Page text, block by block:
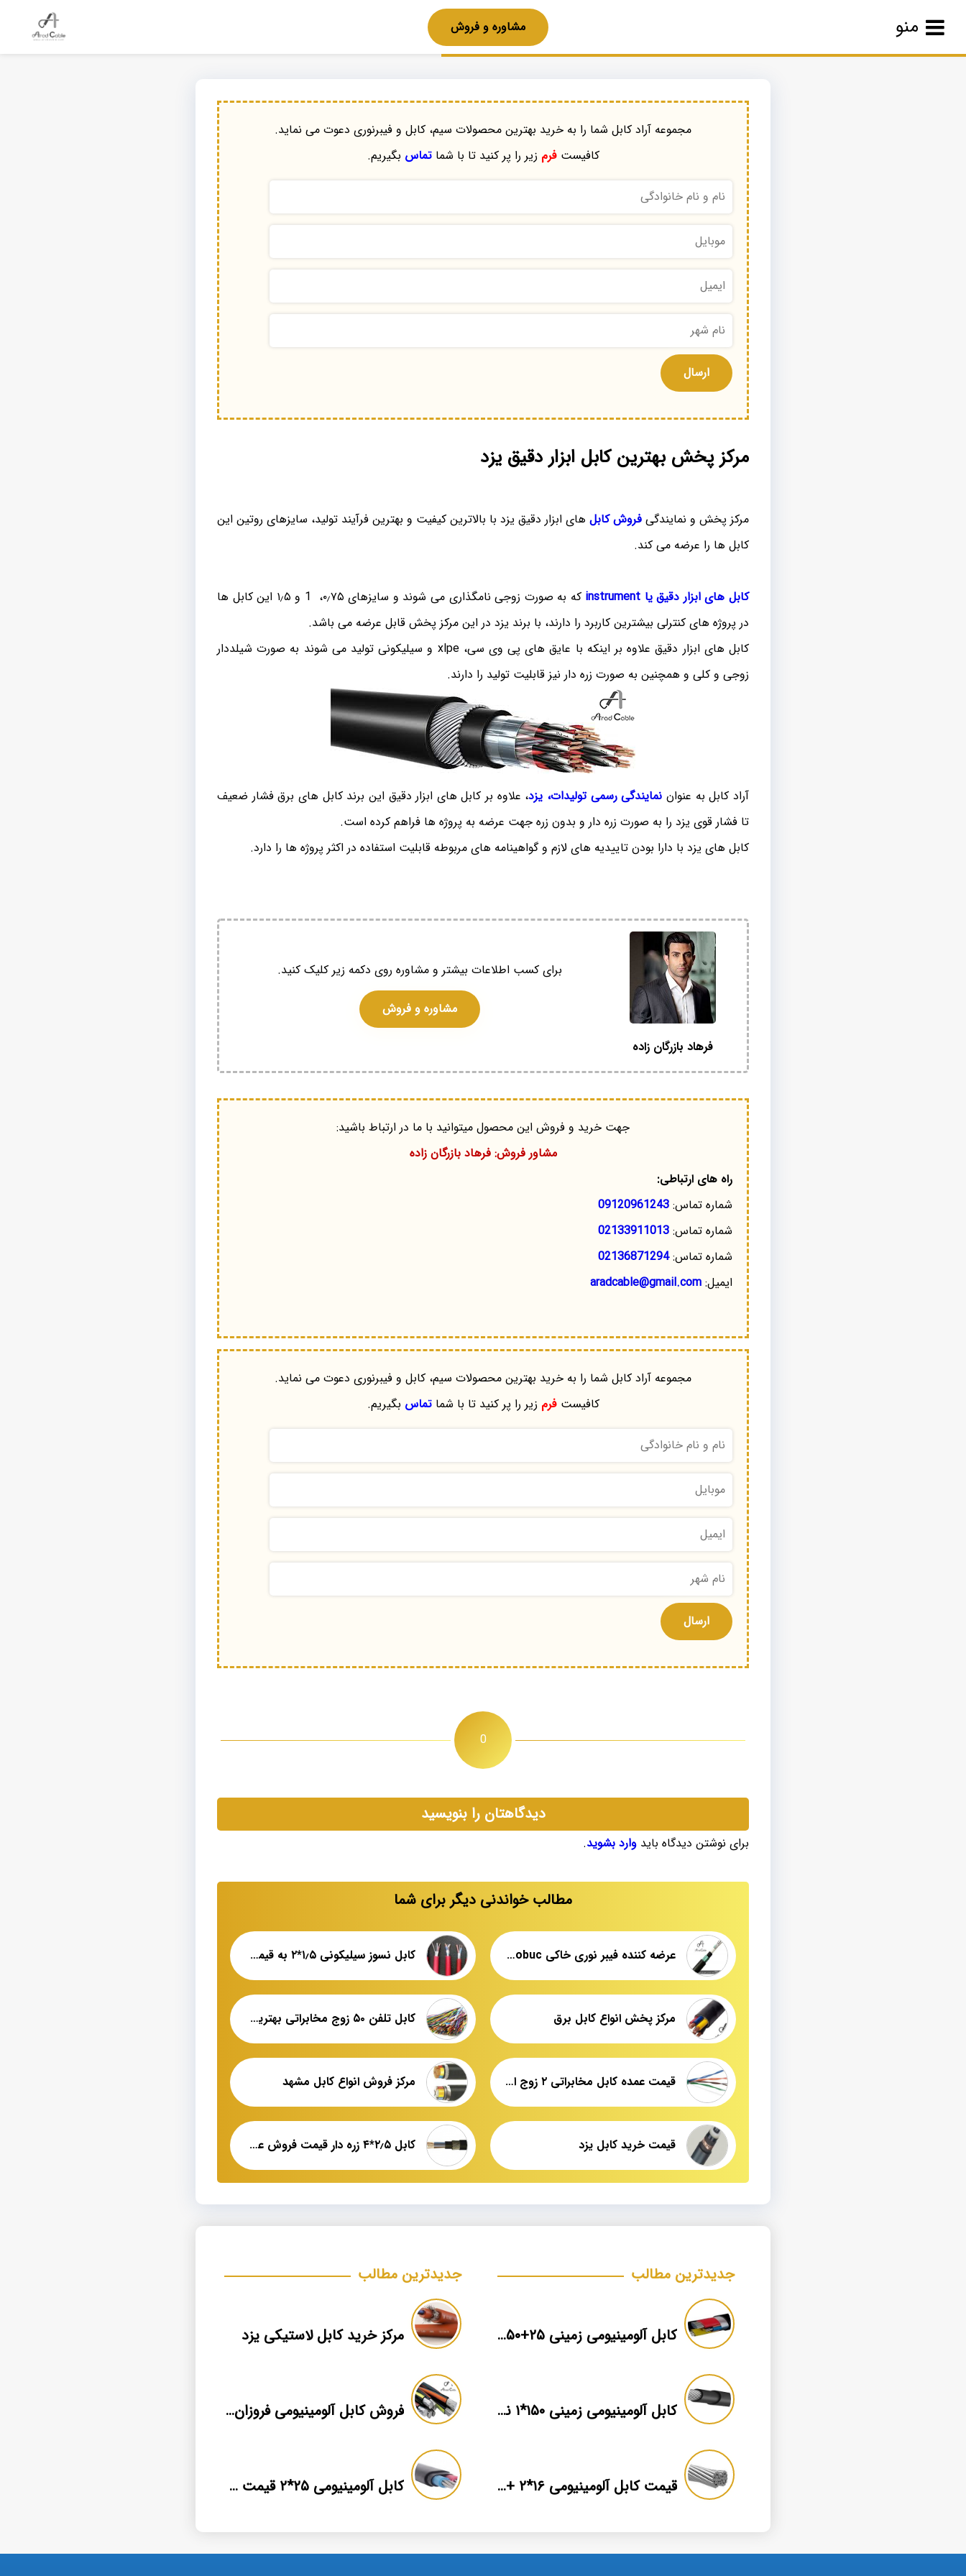
منو مشاوره و فروش
مجموعه آراد کابل شما را به خرید بهترین محصولات سیم، کابل و فیبرنوری دعوت می نماید.
کافیستفرم زیر را پر کنید تا با شماتماس بگیریم.
مرکز پخش بهترین کابل ابزار دقیق یزد
مرکز پخش و نمایندگی فروش کابل های ابزار دقیق یزد با بالاترین کیفیت و بهترین فرآیند تولید، سایزهای روتین این
کابل ها را عرضه می کند.
کابل های ابزار دقیق یا instrument
که به صورت زوجی نامگذاری می شوند و سایزهای ۰٫۷۵، 1 و ۱٫۵ این کابل ها
در پروژه های کنترلی بیشترین کاربرد را دارند، با برند یزد در این مرکز پخش قابل عرضه می باشد.
کابل های ابزار دقیق علاوه بر اینکه با عایق های پی وی سی، xlpe و سیلیکونی تولید می شوند به صورت شیلددار
زوجی و کلی و همچنین به صورت زره دار نیز قابلیت تولید را دارند.
آراد کابل به عنوان نمایندگی رسمی تولیدات، یزد، علاوه بر کابل های ابزار دقیق این برند کابل های برق فشار ضعیف
تا فشار قوی یزد را به صورت زره دار و بدون زره جهت عرضه به پروژه ها فراهم کرده است.
کابل های یزد با دارا بودن تاییدیه های لازم و گواهینامه های مربوطه قابلیت استفاده در اکثر پروژه ها را دارد.
فرهاد بازرگان زاده
برای کسب اطلاعات بیشتر و مشاوره روی دکمه زیر کلیک کنید.
مشاوره و فروش
جهت خرید و فروش این محصول میتوانید با ما در ارتباط باشید:
مشاور فروش: فرهاد بازرگان زاده
راه های ارتباطی:
شماره تماس: 09120961243
شماره تماس: 02133911013
شماره تماس:02136871294
ایمیل: aradcable@gmail.com
مجموعه آراد کابل شما را به خرید بهترین محصولات سیم، کابل و فیبرنوری دعوت می نماید.
کافیستفرم زیر را پر کنید تا با شماتماس بگیریم.
0
دیدگاهتان را بنویسید
برای نوشتن دیدگاه باید وارد بشوید.
مطالب خواندنی دیگر برای شما
عرضه کننده فیبر نوری خاکی obuc دفنی کابل نسوز سیلیکونی ۱٫۵*۲ به قیمت عمده
مرکز پخش انواع کابل برق کابل تلفن ۵۰ زوج مخابراتی بهترین قیمت
قیمت عمده کابل مخابراتی ۲ زوج ایراتل مرکز فروش انواع کابل مشهد
قیمت خرید کابل یزد کابل ۲٫۵*۴ زره دار قیمت فروش عمده
جدیدترین مطالب
کابل آلومینیومی زمینی ۲۵+۵۰*۳ برند ماهان
کابل آلومینیومی زمینی ۱۵۰*۱ نمایندگی فروش
قیمت کابل آلومینیومی ۱۶*۲ + بهترین برند بازار + اطلاعات فنی
جدیدترین مطالب
مرکز خرید کابل لاستیکی یزد
فروش کابل آلومینیومی فروزان یزد
کابل آلومینیومی ۲۵*۲ قیمت کارخانه